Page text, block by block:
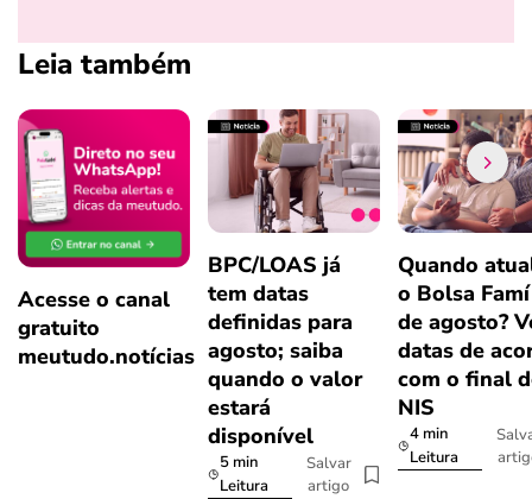
Leia também
Acesse o canal
gratuito
meutudo.notícias
BPC/LOAS já
tem datas
definidas para
agosto; saiba
quando o valor
estará
disponível
5 min
Leitura
Salvar
artigo
Quando
o Bolsa
de agosto?
datas de
com o final
NIS
4 min
Leitura